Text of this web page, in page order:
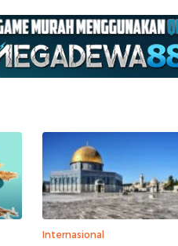
Internasional